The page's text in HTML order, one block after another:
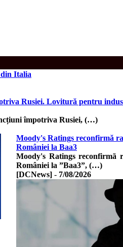
Italia
Rusiei. Lovitură pentru
împotriva Rusiei, (…)
Moody's Ratings reconfirmă
României la Baa3
Moody's Ratings reconfirmã
României la ”Baa3”, (…)
[DCNews] - 7/08/2026